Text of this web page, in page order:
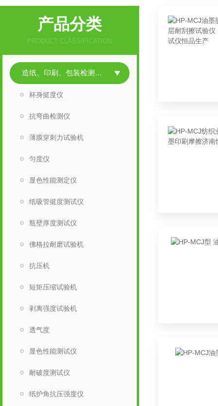
产品分类
PRODUCT CLASSIFICATION
造纸、印刷、包装检测仪器
杯身挺度仪
抗弯曲检测仪
薄膜穿刺力试验机
匀度仪
显色性能测定仪
纸吸管挺度测试仪
瓶壁厚度测试仪
佛格拉耐磨试验机
抗压机
短矩压缩试验机
剥离强度试验机
透气度
显色性能测试仪
耐破度测试仪
纸护角抗压强度仪